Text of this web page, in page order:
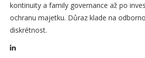
kontinuity a family governance až po
ochranu majetku. Důraz klade na
diskrétnost.